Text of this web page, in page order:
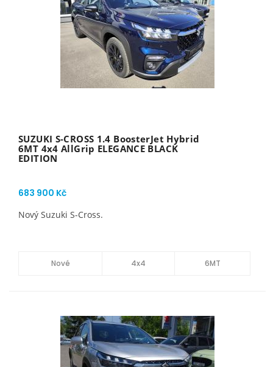
SUZUKI S-CROSS 1.4 BoosterJet Hybrid
6MT 4x4 AllGrip ELEGANCE BLACK
EDITION
683 900 Kč
Nový Suzuki S-Cross.
Nové 4x4 6MT